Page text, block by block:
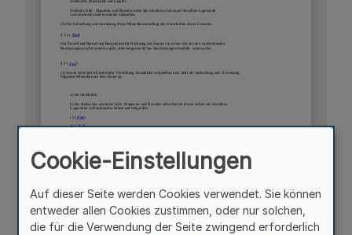
Cookie-Einstellungen
Auf dieser Seite werden Cookies verwendet. Sie können
entweder allen Cookies zustimmen, oder nur solchen,
die für die Verwendung der Seite zwingend erforderlich